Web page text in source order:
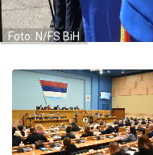
Foto: N/FS BiH